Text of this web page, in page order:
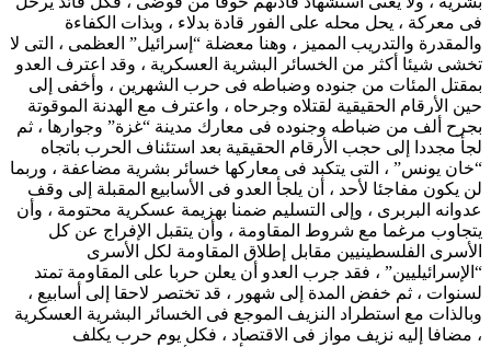
فى معركة ، يحل محله على الفور قادة بدلاء ، وبذات الكفاءة
والمقدرة والتدريب المميز ، وهنا معضلة “إسرائيل” العظمى ، التى لا
تخشى شيئا أكثر من الخسائر البشرية العسكرية ، وقد اعترف العدو
بمقتل المئات من جنوده وضباطه فى حرب الشهرين ، وأخفى إلى
حين الأرقام الحقيقية لقتلاه وجرحاه ، واعترف مع الهدنة الموقوتة
بجرح ألف من ضباطه وجنوده فى معارك مدينة “غزة” وجوارها ، ثم
لجأ مجددا إلى حجب الأرقام الحقيقية بعد استئناف الحرب باتجاه
“خان يونس” ، التى يتكبد فى معاركها خسائر بشرية مضاعفة ، وربما
لن يكون مفاجئا لأحد ، أن يلجأ العدو فى الأسابيع المقبلة إلى وقف
عدوانه البربرى ، وإلى التسليم ضمنا بهزيمة عسكرية محتومة ، وأن
يتجاوب مرغما مع شروط المقاومة ، وأن يتقبل الإفراج عن كل
الأسرى الفلسطينيين مقابل إطلاق المقاومة لكل الأسرى
“الإسرائيليين” ، فقد جرب العدو أن يعلن حربا على المقاومة تمتد
لسنوات ، ثم خفض المدة إلى شهور ، قد تختصر لاحقا إلى أسابيع ،
وبالذات مع استطراد النزيف الموجع فى الخسائر البشرية العسكرية
، مضافا إليه نزيف مواز فى الاقتصاد ، فكل يوم حرب يكلف